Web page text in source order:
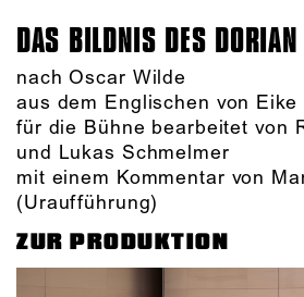
DAS BILDNIS DES
nach Oscar Wilde
aus dem Englischen von Eike
für die Bühne bearbeitet von
und Lukas Schmelmer
mit einem Kommentar von
(Uraufführung)
ZUR PRODUKTION